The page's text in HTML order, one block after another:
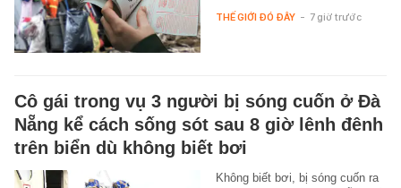
THẾ GIỚI ĐÓ ĐÂY - 7 giờ trước
Cô gái trong vụ 3 người bị sóng cuốn ở Đà
Nẵng kể cách sống sót sau 8 giờ lênh đênh
trên biển dù không biết bơi
Không biết bơi, bị sóng cuốn ra